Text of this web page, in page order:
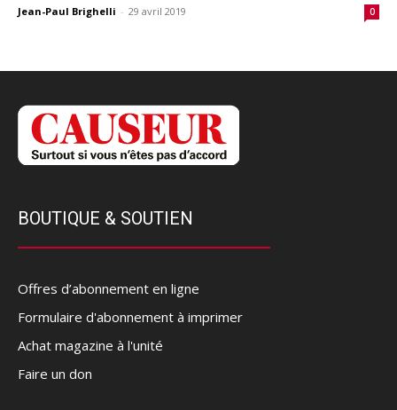
Jean-Paul Brighelli - 29 avril 2019 0
BOUTIQUE & SOUTIEN
Offres d’abonnement en ligne
Formulaire d'abonnement à imprimer
Achat magazine à l'unité
Faire un don